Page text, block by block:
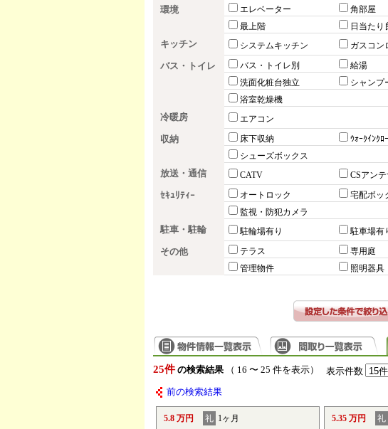
環境 エレベーター 角部屋
最上階
日当たり
キッチン システムキッチン ガスコン
バス・トイレ バス・トイレ別 給湯
洗面化粧台独立
シャンプ
浴室乾燥機
冷暖房 エアコン
収納 床下収納 ｳｫｰｸｲﾝｸﾛ
シューズボックス
放送・通信 CATV CSアンテ
ｾｷｭﾘﾃｨｰ オートロック 宅配ボッ
監視・防犯カメラ
駐車・駐輪 駐輪場有り 駐車場有
その他 テラス 専用庭
管理物件
照明器具
25件 の検索結果（ 16 〜 25 件を表示） 表示件数
前の検索結果
5.8 万円 礼 1ヶ月 5.35 万円 礼